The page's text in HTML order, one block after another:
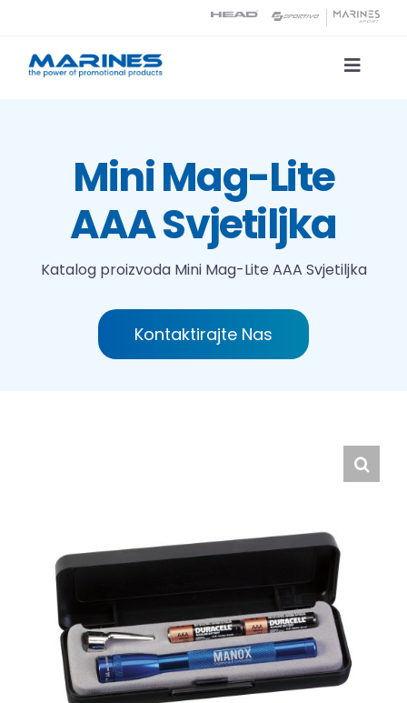
content
Toggle
Tehnologije tiska
O nama
Mini Mag-Lite
AAA Svjetiljka
Katalog proizvoda Mini Mag-Lite AAA Svjetiljka
Kontaktirajte Nas